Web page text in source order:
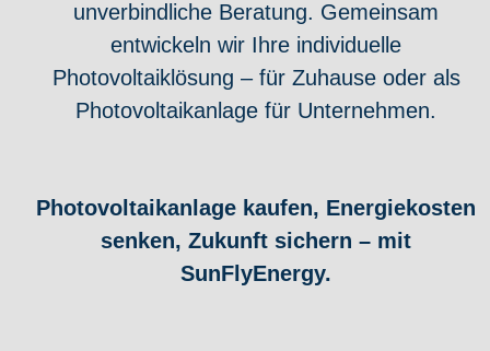
unverbindliche Beratung. Gemeinsam
entwickeln wir Ihre individuelle
Photovoltaiklösung – für Zuhause oder als
Photovoltaikanlage für Unternehmen.
Photovoltaikanlage kaufen, Energiekosten
senken, Zukunft sichern – mit
SunFlyEnergy.